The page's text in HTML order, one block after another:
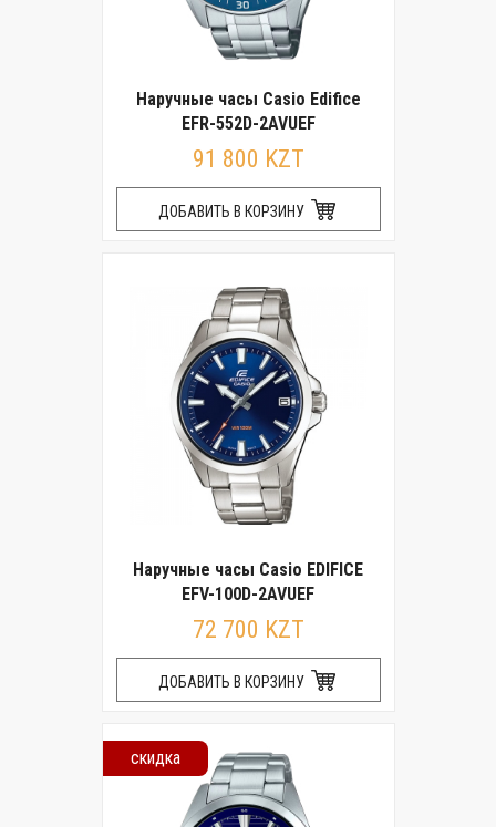
Наручные часы Casio Edifice
EFR-552D-2AVUEF
91 800 KZT
ДОБАВИТЬ В КОРЗИНУ
Наручные часы Casio EDIFICE
EFV-100D-2AVUEF
72 700 KZT
ДОБАВИТЬ В КОРЗИНУ
скидка